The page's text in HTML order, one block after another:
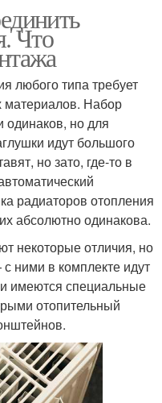
Что
любого типа требует
материалов. Набор
одинаков, но для
идут большого
но зато, где-то в
радиаторов отопления
абсолютно одинакова.
некоторые отличия, но
ними в комплекте идут
имеются специальные
отопительный